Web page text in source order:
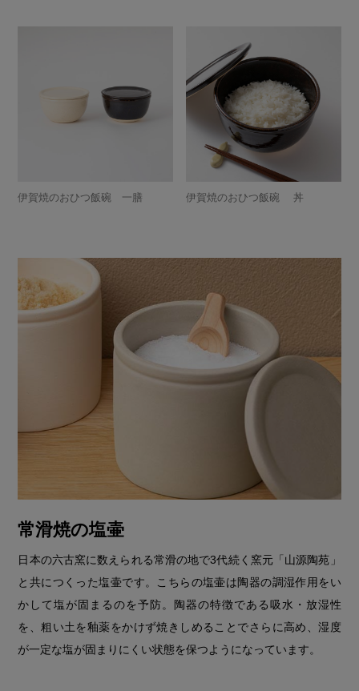
伊賀焼のおひつ飯碗 一膳 伊賀焼のおひつ飯碗 丼
常滑焼の塩壷
日本の六古窯に数えられる常滑の地で3代続く窯元「山源陶苑」
と共につくった塩壷です。こちらの塩壷は陶器の調湿作用をい
かして塩が固まるのを予防。陶器の特徴である吸水・放湿性
を、粗い土を釉薬をかけず焼きしめることでさらに高め、湿度
が一定な塩が固まりにくい状態を保つようになっています。